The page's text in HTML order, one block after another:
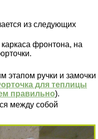
из следующих
фронтона, на
этапом ручки и замочки
для теплицы
правильно).
между собой